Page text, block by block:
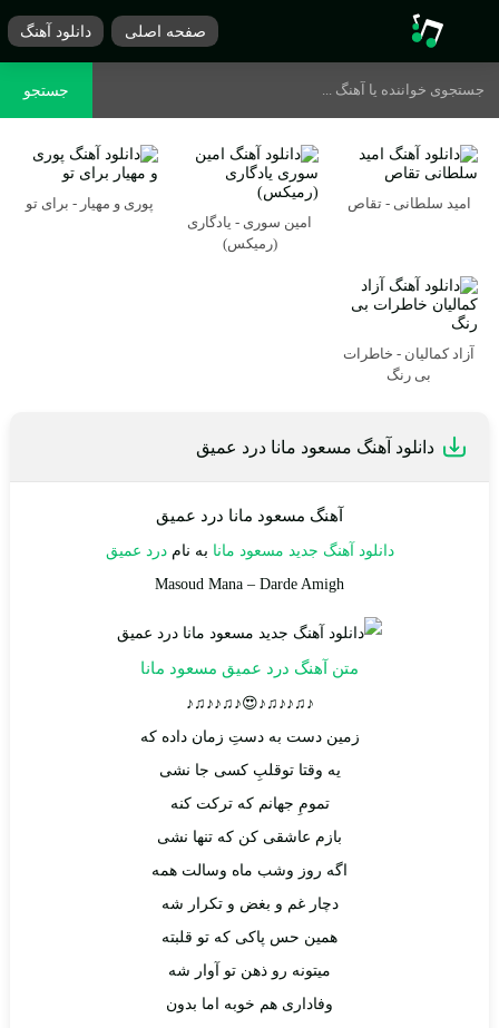
صفحه اصلی دانلود آهنگ
جستجو
امید سلطانی - تقاص
امین سوری - یادگاری
(رمیکس)
پوری و مهیار - برای تو
آزاد کمالیان - خاطرات
بی رنگ
دانلود آهنگ مسعود مانا درد عمیق
آهنگ مسعود مانا درد عمیق
دانلود آهنگ جدید مسعود مانا به نامدرد عمیق
Masoud Mana – Darde Amigh
متن آهنگ درد عمیق مسعود مانا
♪♫♪♪♫♪😍♪♫♪♪♫♪
زمین دست به دستِ زمان داده که
یه وقتا توقلبِ کسی جا نشی
تمومِ جهانم که ترکت کنه
بازم عاشقی کن که تنها نشی
اگه روز وشب ماه وسالت همه
دچار غم و بغض و تکرار شه
همین حس پاکی که تو قلبته
میتونه رو ذهن تو آوار شه
وفاداری هم خوبه اما بدون